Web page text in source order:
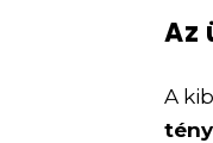
Az
A